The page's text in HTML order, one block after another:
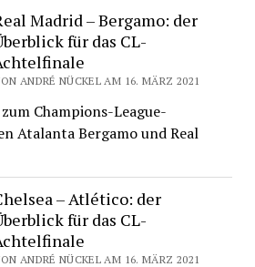
Madrid – Bergamo: der
für das CL-
ANDRÉ NÜCKEL AM 16. MÄRZ 2021
Champions-League-
Atalanta Bergamo und Real
– Atlético: der
für das CL-
ANDRÉ NÜCKEL AM 16. MÄRZ 2021